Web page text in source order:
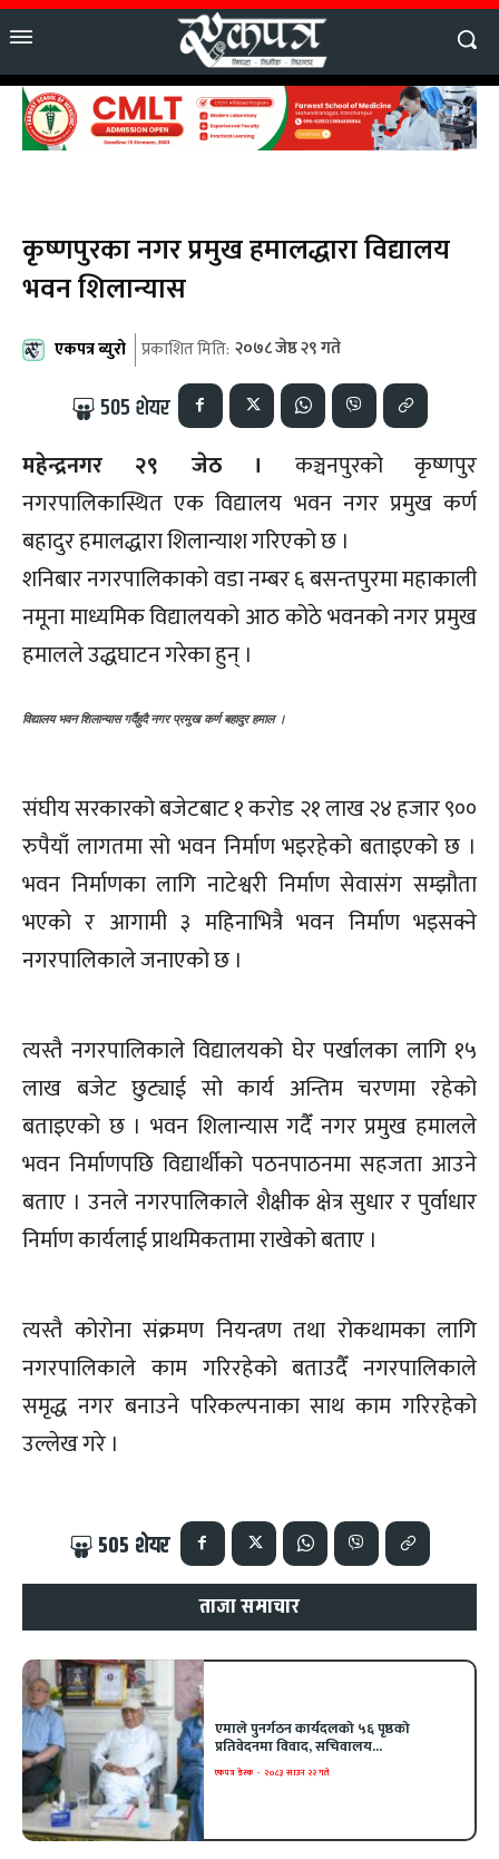
कृष्णपुरका नगर प्रमुख हमालद्धारा विद्यालय
भवन शिलान्यास
एकपत्र ब्युरो प्रकाशित मिति: २०७८ जेष्ठ २९ गते
505शेयर
महेन्द्रनगर २९ जेठ । कञ्चनपुरको कृष्णपुर
नगरपालिकास्थित एक विद्यालय भवन नगर प्रमुख कर्ण
बहादुर हमालद्धारा शिलान्याश गरिएको छ ।
शनिबार नगरपालिकाको वडा नम्बर ६ बसन्तपुरमा महाकाली
नमूना माध्यमिक विद्यालयको आठ कोठे भवनको नगर प्रमुख
हमालले उद्धघाटन गरेका हुन् ।
विद्यालय भवन शिलान्यास गर्दैहुदै नगर प्रमुख कर्ण बहादुर हमाल ।
संघीय सरकारको बजेटबाट १ करोड २१ लाख २४ हजार ९००
रुपैयाँ लागतमा सो भवन निर्माण भइरहेको बताइएको छ ।
भवन निर्माणका लागि नाटेश्वरी निर्माण सेवासंग सम्झौता
भएको र आगामी ३ महिनाभित्रै भवन निर्माण भइसक्ने
नगरपालिकाले जनाएको छ ।
त्यस्तै नगरपालिकाले विद्यालयको घेर पर्खालका लागि १५
लाख बजेट छुट्याई सो कार्य अन्तिम चरणमा रहेको
बताइएको छ । भवन शिलान्यास गदैँ नगर प्रमुख हमालले
भवन निर्माणपछि विद्यार्थीको पठनपाठनमा सहजता आउने
बताए । उनले नगरपालिकाले शैक्षीक क्षेत्र सुधार र पुर्वाधार
निर्माण कार्यलाई प्राथमिकतामा राखेको बताए ।
त्यस्तै कोरोना संक्रमण नियन्त्रण तथा रोकथामका लागि
नगरपालिकाले काम गरिरहेको बताउदैँ नगरपालिकाले
समृद्ध नगर बनाउने परिकल्पनाका साथ काम गरिरहेको
उल्लेख गरे ।
505 शेयर
ताजा समाचार
एमाले पुनर्गठन कार्यदलको ५६ पृष्ठको
प्रतिवेदनमा विवाद, सचिवालय...
एकपत्र डेस्क - २०८३ साउन २२ गते